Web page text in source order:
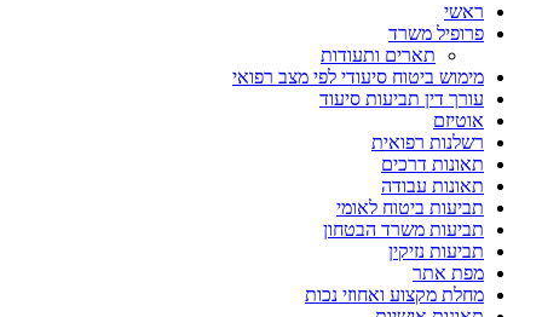
ראשי
פרופיל משרד
תארים ותעודות
מימוש ביטוח סיעודי לפי מצב רפואי
עורך דין תביעות סיעוד
אוטיזם
רשלנות רפואית
תאונות דרכים
תאונות עבודה
תביעות ביטוח לאומי
תביעות משרד הבטחון
תביעות נזיקין
מפת אתר
מחלת מקצוע ואחוזי נכות